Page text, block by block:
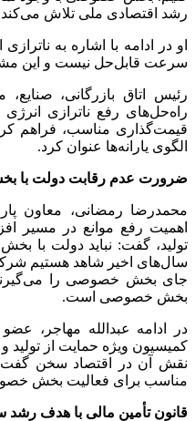
رشد اقتصادی ملی تلاش
او در ادامه با اشاره به
سرعت قابل‌حل نیست و این
رئیس اتاق بازرگانی،
راه‌حل‌های رفع ناترازی
قیمت‌گذاری مناسب، فراهم
الگوی یارانه‌ها عنوان کرد.
ضرورت عدم رقابت دولت با
محمدرضا رمضانی، معاون
اهمیت رفع موانع در مسیر
تولید، گفت: نباید دولت با
سال‌های اخیر شاهد هستیم
جای بخش خصوصی را
بخش خصوصی است.
در ادامه عبدالله مهاجر،
نقش آن در اقتصاد سخن گفت
مناسب برای فعالیت بخش
قانون تأمین مالی با هدف